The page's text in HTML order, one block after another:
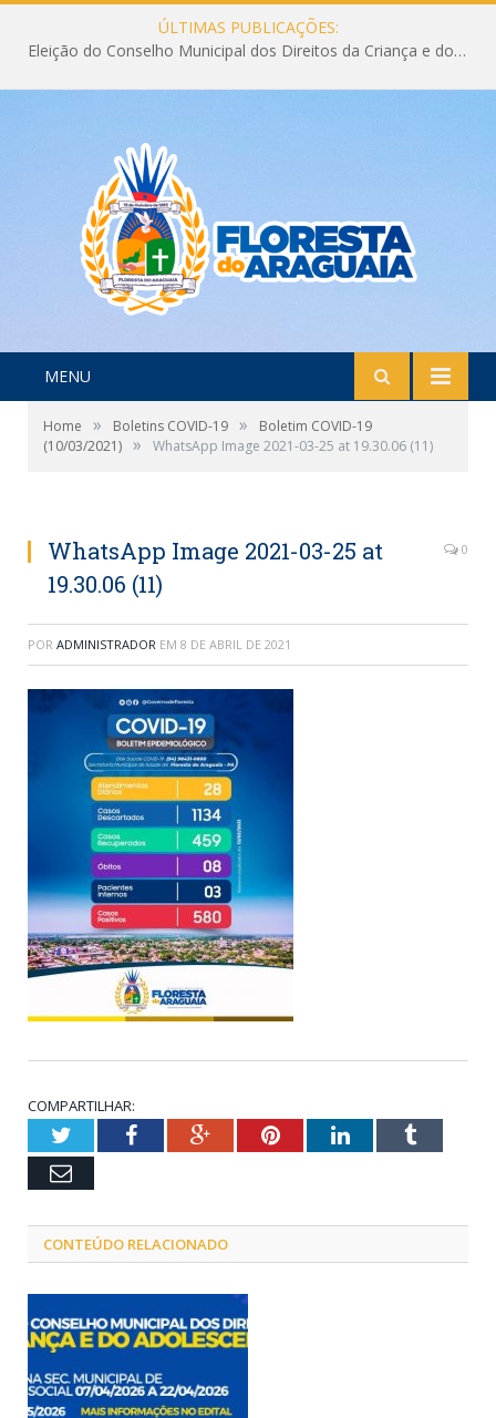
ÚLTIMAS PUBLICAÇÕES:
Eleição do Conselho Municipal dos Direitos da Criança e do Adolescente CMDCA 2026
MENU
Home » Boletins COVID-19 »
Boletim COVID-19
(10/03/2021) » WhatsApp Image 2021-03-25 at 19.30.06 (11)
WhatsApp Image 2021-03-25 at
19.30.06 (11)
0
POR ADMINISTRADOR EM 8 DE ABRIL DE 2021
COMPARTILHAR:
TwitterFacebookGoogle+PinterestLinkedInTumblr
Email
CONTEÚDO RELACIONADO